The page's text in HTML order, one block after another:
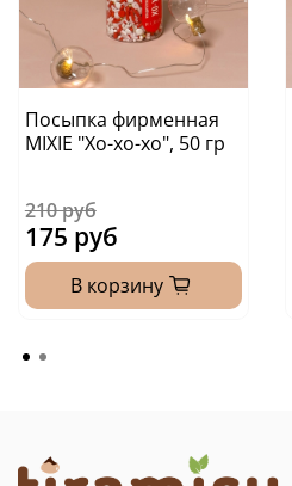
Посыпка фирменная
MIXIE "Хо-хо-хо", 50 гр
210 руб
175 руб
В корзину